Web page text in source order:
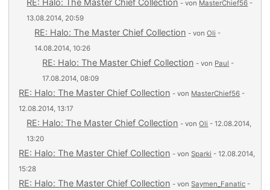
RE: Halo: The Master Chief Collection - von MasterChief56 -
13.08.2014, 20:59
RE: Halo: The Master Chief Collection - vonOli -
14.08.2014, 10:26
RE: Halo: The Master Chief Collection - von Paul -
17.08.2014, 08:09
RE: Halo: The Master Chief Collection - von MasterChief56 -
12.08.2014, 13:17
RE: Halo: The Master Chief Collection - vonOli - 12.08.2014,
13:20
RE: Halo: The Master Chief Collection - vonSparki - 12.08.2014,
15:28
RE: Halo: The Master Chief Collection - vonSaymen_Fanatic -